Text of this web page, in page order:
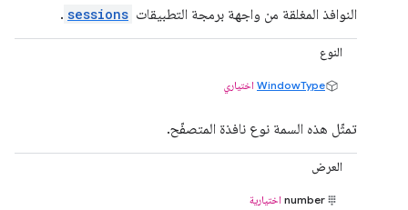
النوافذ المغلقة من واجهة برمجة التطبيقات sessions
.
النوع
WindowType اختياري
تمثّل هذه السمة نوع نافذة المتصفّح.
العرض
number اختيارية